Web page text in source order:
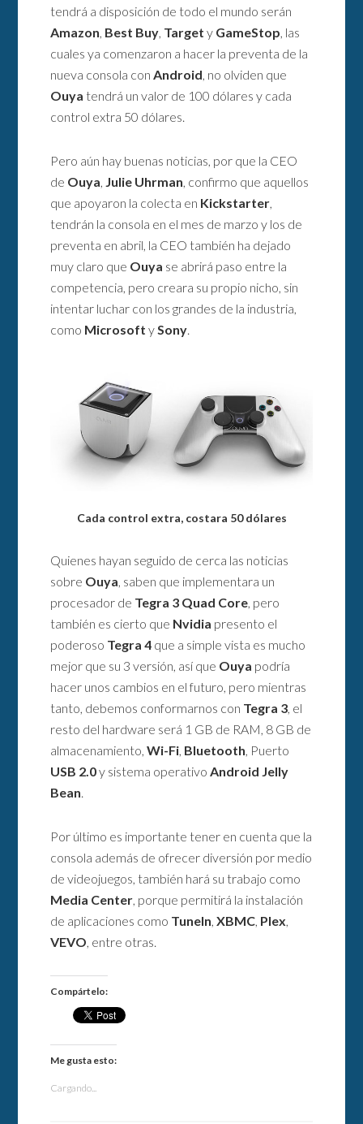
tendrá a disposición de todo el mundo serán
Amazon, Best Buy, Target y GameStop, las
cuales ya comenzaron a hacer la preventa de la
nueva consola conAndroid, no olviden que
Ouya tendrá un valor de 100 dólares y cada
control extra 50 dólares.
Pero aún hay buenas noticias, por que la CEO
de Ouya, Julie Uhrman, confirmo que aquellos
que apoyaron la colecta en Kickstarter,
tendrán la consola en el mes de marzo y los de
preventa en abril, la CEO también ha dejado
muy claro que Ouya se abrirá paso entre la
competencia, pero creara su propio nicho, sin
intentar luchar con los grandes de la industria,
como Microsoft ySony.
Cada control extra, costara 50 dólares
Quienes hayan seguido de cerca las noticias
sobre Ouya, saben que implementara un
procesador de Tegra 3 Quad Core, pero
también es cierto que Nvidia presento el
poderoso Tegra 4 que a simple vista es mucho
mejor que su 3 versión, así que Ouya podría
hacer unos cambios en el futuro, pero mientras
tanto, debemos conformarnos con Tegra 3, el
resto del hardware será 1 GB de RAM, 8 GB de
almacenamiento,Wi-Fi, Bluetooth, Puerto
USB 2.0y sistema operativoAndroid Jelly
Bean.
Por último es importante tener en cuenta que la
consola además de ofrecer diversión por medio
de videojuegos, también hará su trabajo como
Media Center, porque permitirá la instalación
de aplicaciones como TuneIn,XBMC, Plex,
VEVO, entre otras.
Compártelo:
Me gusta esto:
Cargando...